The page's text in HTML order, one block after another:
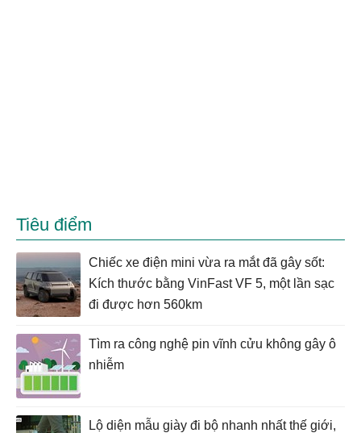
Tiêu điểm
Chiếc xe điện mini vừa ra mắt đã gây sốt:
Kích thước bằng VinFast VF 5, một lần sạc
đi được hơn 560km
Tìm ra công nghệ pin vĩnh cửu không gây ô
nhiễm
Lộ diện mẫu giày đi bộ nhanh nhất thế giới,